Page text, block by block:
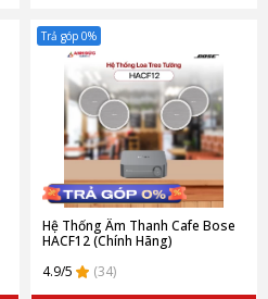
Trả góp 0%
Hệ Thống Âm Thanh Cafe Bose
HACF12 (Chính Hãng)
4.9/5
(34)